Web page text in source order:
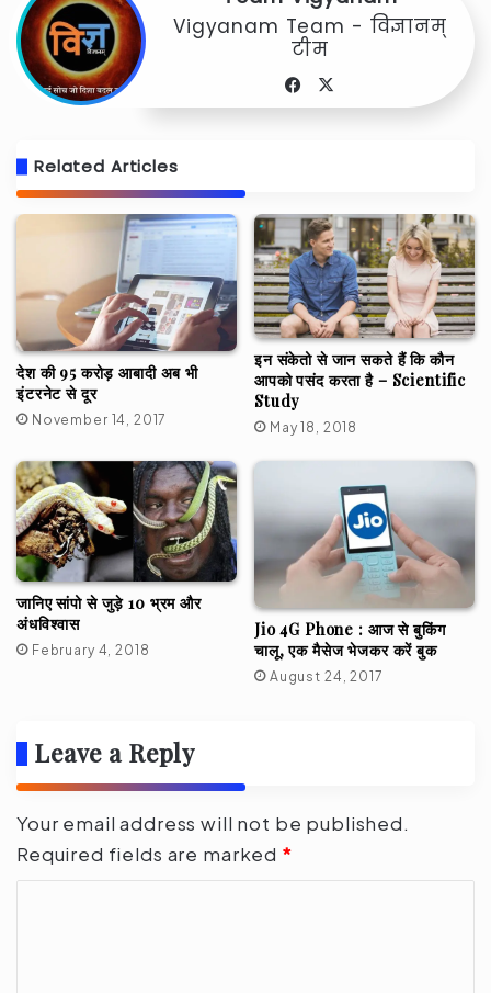
Vigyanam Team - विज्ञानम्
टीम
Facebook
Related Articles
देश की 95 करोड़ आबादी अब भी
इंटरनेट से दूर
November 14, 2017
इन संकेतो से जान सकते हैं कि कौन
आपको पसंद करता है – Scientific
Study
May 18, 2018
जानिए सांपो से जुड़े 10 भ्रम और
अंधविश्वास
February 4, 2018
Jio 4G Phone : आज से बुकिंग
चालू, एक मैसेज भेजकर करें बुक
August 24, 2017
Leave a Reply
Your email address will not be published.
Required fields are marked *